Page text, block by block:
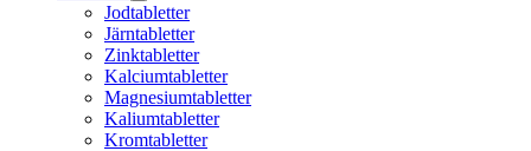
Jodtabletter
Järntabletter
Zinktabletter
Kalciumtabletter
Magnesiumtabletter
Kaliumtabletter
Kromtabletter